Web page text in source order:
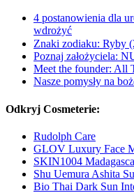
4 postanowienia dla
wdrożyć
Znaki zodiaku: Ryby
Poznaj założyciela:
Meet the founder: All
Nasze pomysły na
Odkryj Cosmeterie:
Rudolph Care
GLOV Luxury Face
SKIN1004
Shu Uemura Ashita
Bio Thai Dark Sun